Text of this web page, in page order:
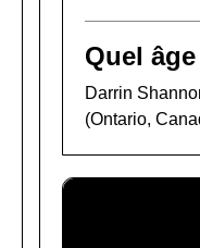
Quel
Darrin
(Ontario,